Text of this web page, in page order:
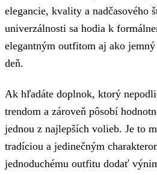
elegancie, kvality a nadčasového
univerzálnosti sa hodia k
elegantným outfitom aj ako
deň.
Ak hľadáte doplnok, ktorý
trendom a zároveň pôsobí
jednou z najlepších volieb. Je to
tradíciou a jedinečným
jednoduchému outfitu dodať